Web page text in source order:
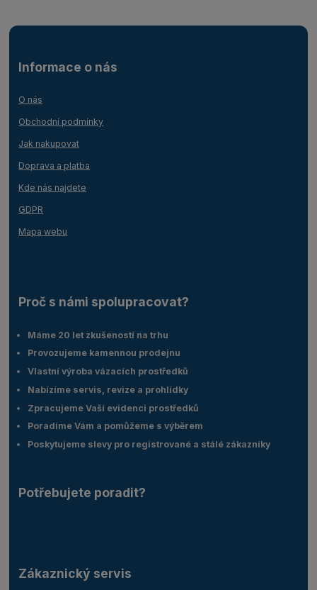
Informace o nás
O nás
Obchodní podmínky
Jak nakupovat
Doprava a platba
Kde nás najdete
GDPR
Mapa webu
Proč s námi spolupracovat?
Máme 20 let zkušeností na trhu
Provozujeme kamennou prodejnu
Vlastní výroba vázacích prostředků
Nabízíme servis, revize a prohlídky
Zpracujeme Vaší evidenci prostředků
Poradíme Vám a pomůžeme s výběrem
Poskytujeme slevy pro registrované a stálé zákazníky
Potřebujete poradit?
Zákaznický servis